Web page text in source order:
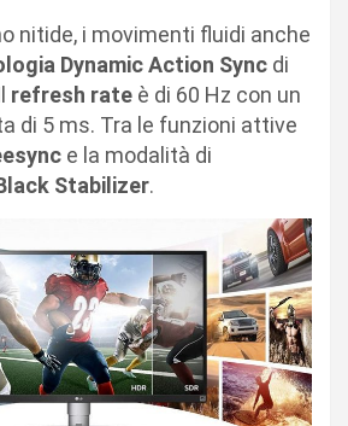
nitide, i movimenti fluidi anche
Dynamic Action Sync di
refresh rate è di 60 Hz con un
di 5 ms. Tra le funzioni attive
e la modalità di
Stabilizer.